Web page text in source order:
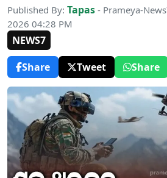
Published By: Tapas - Prameya-
2026 04:28 PM
NEWS7
Share
Tweet Share